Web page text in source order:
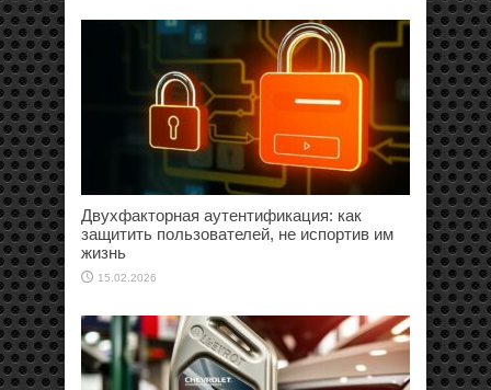
Двухфакторная аутентификация: как
защитить пользователей, не испортив им
жизнь
15.02.2026